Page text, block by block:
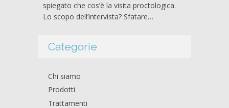
spiegato che cos’è la visita proctologica.
Lo scopo dell’intervista? Sfatare…
Categorie
Chi siamo
Prodotti
Trattamenti